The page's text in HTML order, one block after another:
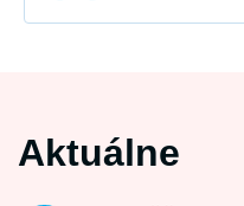
Aktuálne